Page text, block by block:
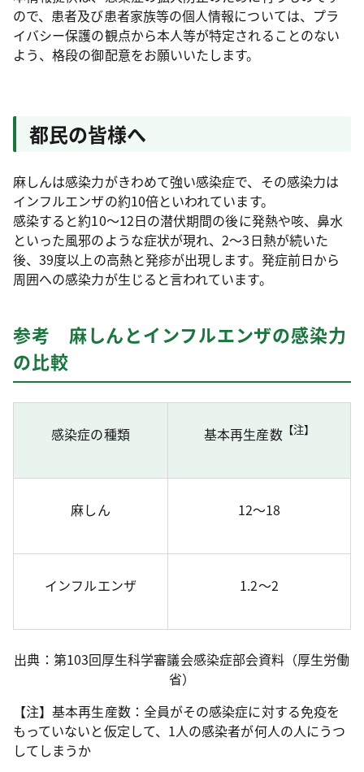
ので、患者及び患者家族等の個人情報については、プラ
イバシー保護の観点から本人等が特定されることのない
よう、格段の御配意をお願いいたします。
都民の皆様へ
麻しんは感染力がきわめて強い感染症で、その感染力は
インフルエンザの約10倍といわれています。
感染すると約10〜12日の潜伏期間の後に発熱や咳、鼻水
といった風邪のような症状が現れ、2～3日熱が続いた
後、39度以上の高熱と発疹が出現します。発症前日から
周囲への感染力が生じると言われています。
参考 麻しんとインフルエンザの感染力
の比較
感染症の種類 基本再生産数【注】
麻しん 12～18
インフルエンザ 1.2～2
出典：第103回厚生科学審議会感染症部会資料（厚生労働
省）
【注】基本再生産数：全員がその感染症に対する免疫を
もっていないと仮定して、1人の感染者が何人の人にうつ
してしまうか